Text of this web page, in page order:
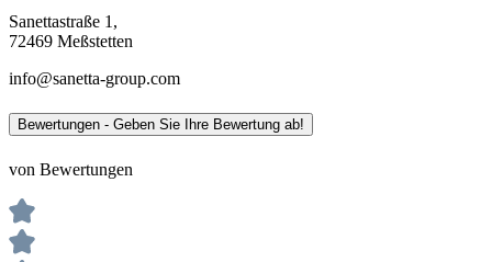
Sanettastraße 1,
72469 Meßstetten
info@sanetta-group.com
Bewertungen - Geben Sie Ihre Bewertung ab!
von Bewertungen